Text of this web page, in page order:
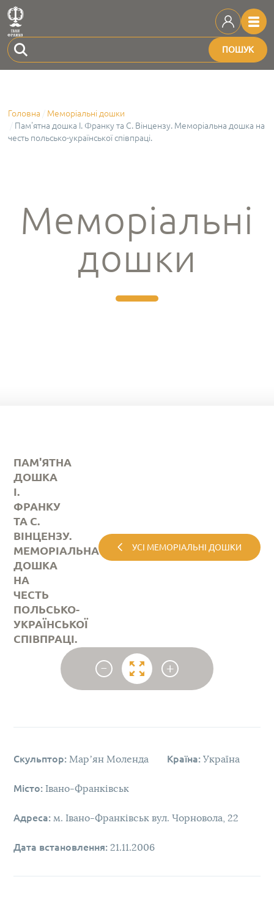
ПОШУК
Головна
Меморіальні дошки
Пам'ятна дошка І. Франку та С. Вінцензу. Меморіальна дошка на
честь польсько-української співпраці.
Меморіальні
дошки
ПАМ'ЯТНА
ДОШКА
І.
ФРАНКУ
ТА С.
ВІНЦЕНЗУ.
МЕМОРІАЛЬНА
ДОШКА
НА
ЧЕСТЬ
ПОЛЬСЬКО-
УКРАЇНСЬКОЇ
СПІВПРАЦІ.
УСІ МЕМОРІАЛЬНІ ДОШКИ
- +
Скульптор: Мар’ян Моленда Країна: Україна
Місто: Івано-Франківськ
Адреса: м. Івано-Франківськ вул. Чорновола, 22
Дата встановлення: 21.11.2006